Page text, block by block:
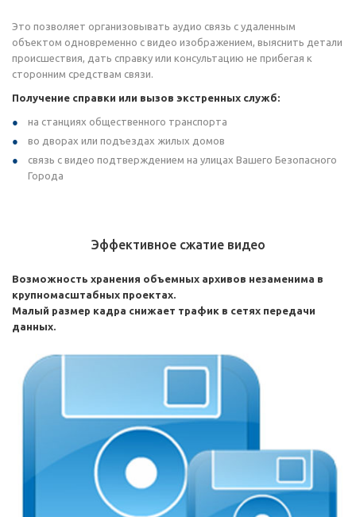
Это позволяет организовывать аудио связь с удаленным
объектом одновременно с видео изображением, выяснить детали
происшествия, дать справку или консультацию не прибегая к
сторонним средствам связи.
Получение справки или вызов экстренных служб:
на станциях общественного транспорта
во дворах или подъездах жилых домов
связь с видео подтверждением на улицах Вашего Безопасного
Города
Эффективное сжатие видео
Возможность хранения объемных архивов незаменима в
крупномасштабных проектах.
Малый размер кадра снижает трафик в сетях передачи
данных.